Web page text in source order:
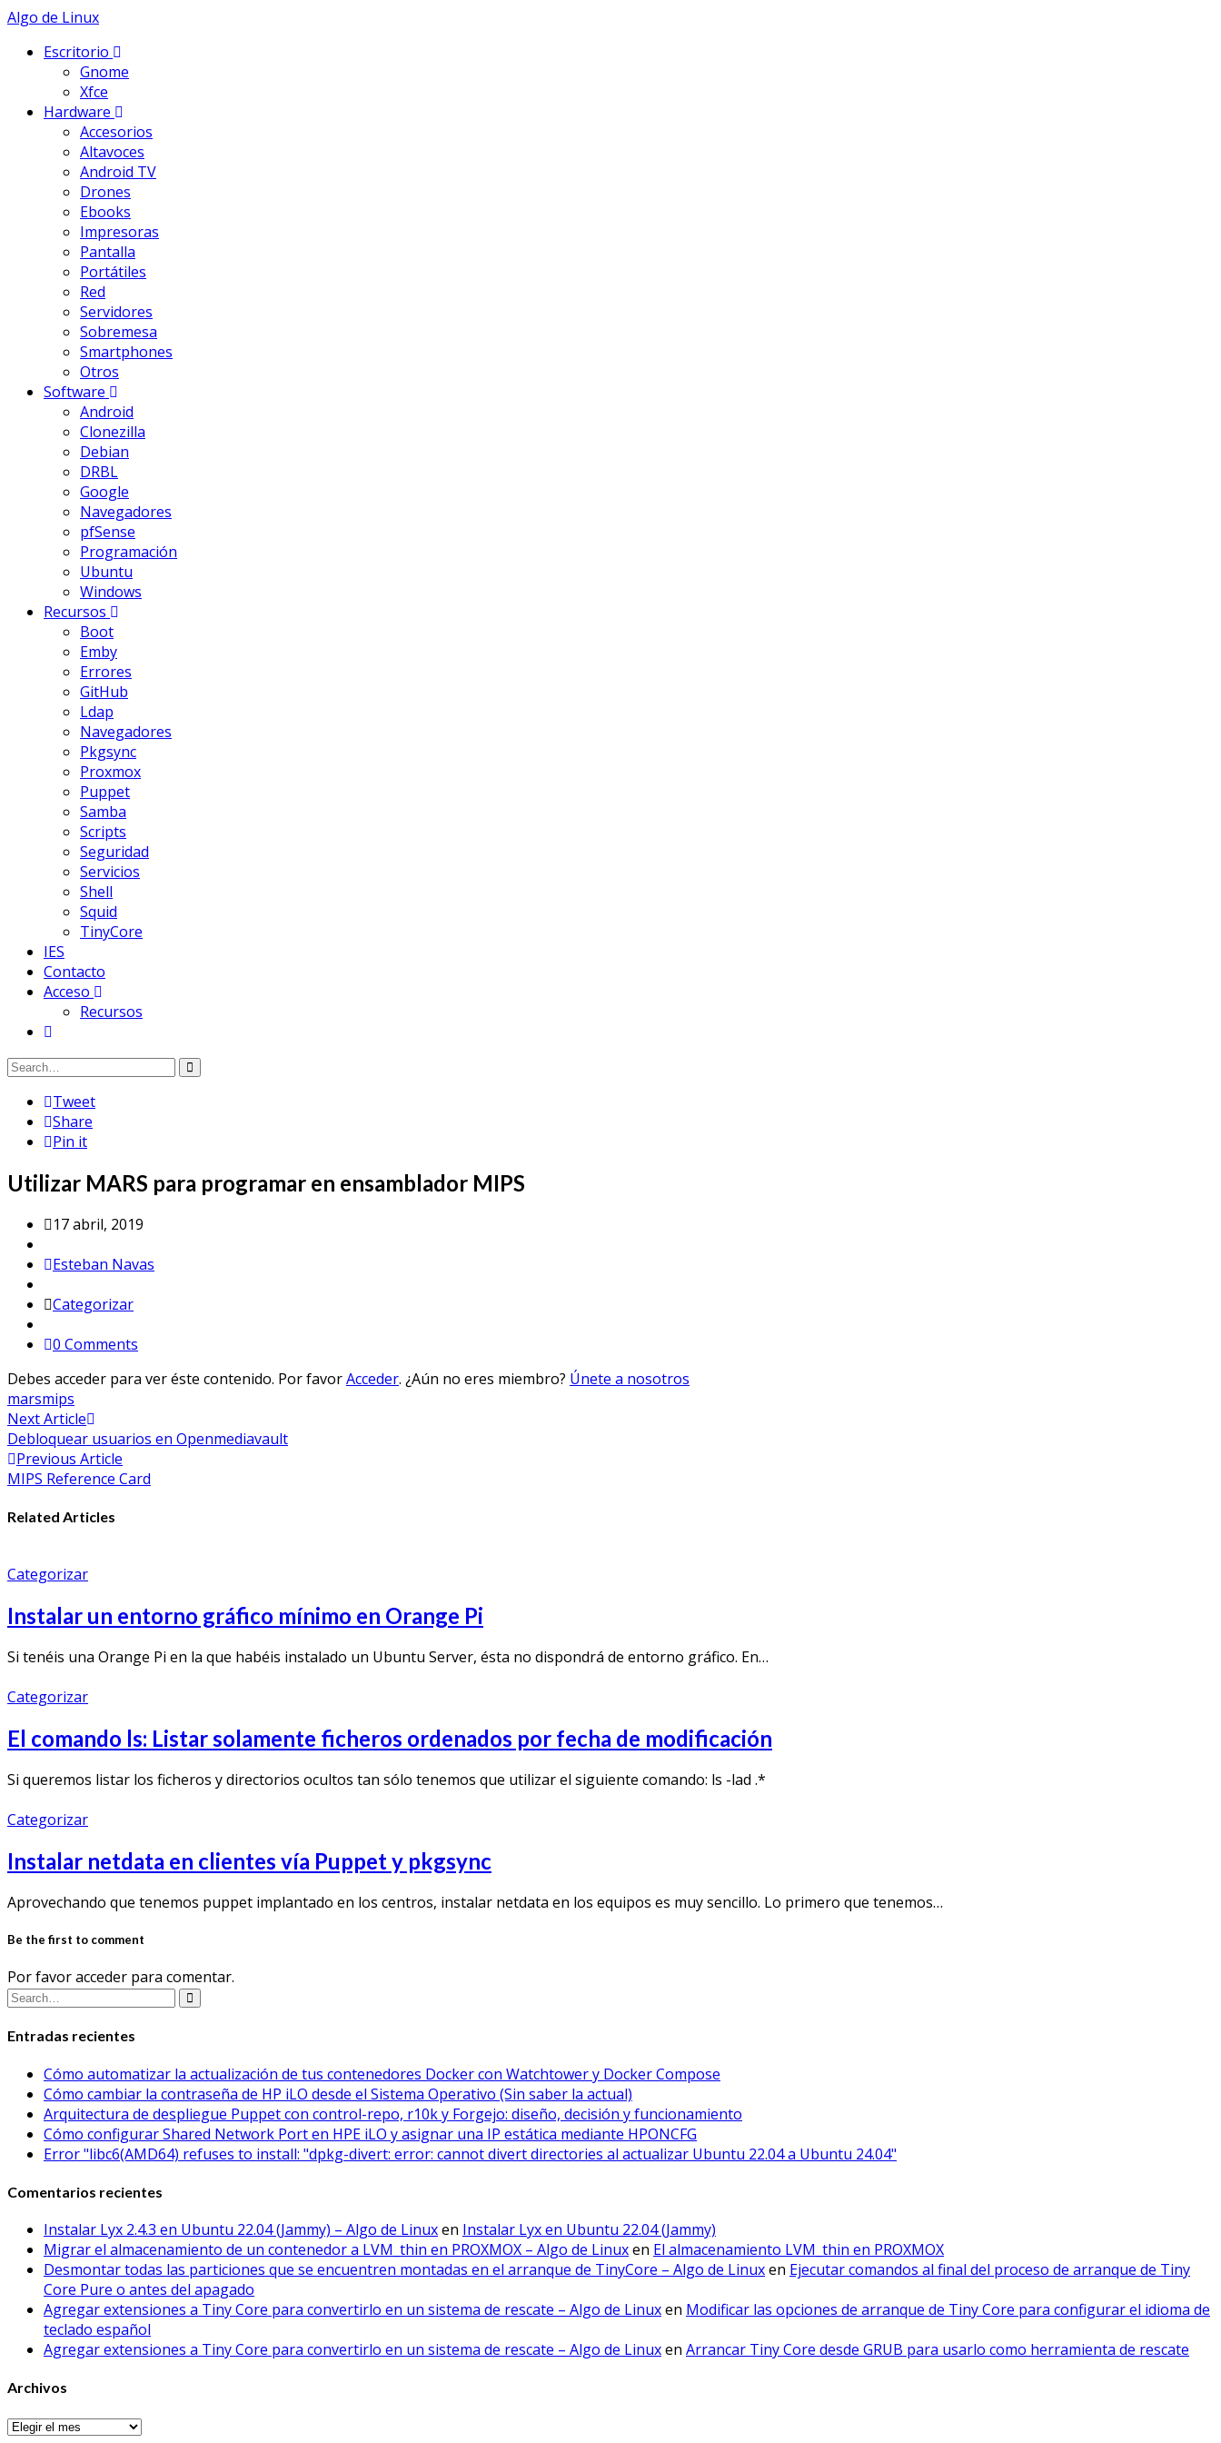
Skip
content
Algo de Linux
Escritorio
Gnome
Xfce
Hardware
Accesorios
Altavoces
Android TV
Drones
Ebooks
Impresoras
Pantalla
Portátiles
Red
Servidores
Sobremesa
Smartphones
Otros
Software
Android
Clonezilla
Debian
DRBL
Google
Navegadores
pfSense
Programación
Ubuntu
Windows
Recursos
Boot
Emby
Errores
GitHub
Ldap
Navegadores
Pkgsync
Proxmox
Puppet
Samba
Scripts
Seguridad
Servicios
Shell
Squid
TinyCore
IES
Contacto
Acceso
Recursos
Tweet
Share
Pin it
Utilizar MARS para programar en ensamblador MIPS
17 abril, 2019
Esteban Navas
Categorizar
0 Comments
Debes acceder para ver éste contenido. Por favorAcceder. ¿Aún no eres miembro? Únete a nosotros
marsmips
Navegación
de
entradas
Next Article
Debloquear usuarios en Openmediavault
Previous Article
MIPS Reference Card
Related Articles
Categorizar
Instalar un entorno gráfico mínimo en Orange Pi
Si tenéis una Orange Pi en la que habéis instalado un Ubuntu Server, ésta no dispondrá de entorno gráfico. En…
Categorizar
El comando ls: Listar solamente ficheros ordenados por fecha de modificación
Si queremos listar los ficheros y directorios ocultos tan sólo tenemos que utilizar el siguiente comando: ls -lad .*
Categorizar
Instalar netdata en clientes vía Puppet y pkgsync
Aprovechando que tenemos puppet implantado en los centros, instalar netdata en los equipos es muy sencillo. Lo primero que tenemos…
Be the first to comment
Por favor acceder para comentar.
Entradas recientes
Cómo automatizar la actualización de tus contenedores Docker con Watchtower y Docker Compose
Cómo cambiar la contraseña de HP iLO desde el Sistema Operativo (Sin saber la actual)
Arquitectura de despliegue Puppet con control-repo, r10k y Forgejo: diseño, decisión y funcionamiento
Cómo configurar Shared Network Port en HPE iLO y asignar una IP estática mediante HPONCFG
Error "libc6(AMD64) refuses to install: "dpkg-divert: error: cannot divert directories al actualizar Ubuntu 22.04 a Ubuntu 24.04"
Comentarios recientes
Instalar Lyx 2.4.3 en Ubuntu 22.04 (Jammy) – Algo de Linuxen Instalar Lyx en Ubuntu 22.04 (Jammy)
Migrar el almacenamiento de un contenedor a LVM_thin en PROXMOX – Algo de Linuxen El almacenamiento LVM_thin en PROXMOX
Desmontar todas las particiones que se encuentren montadas en el arranque de TinyCore – Algo de Linuxen Ejecutar comandos al final del proceso de arranque de Tiny
Core Pure o antes del apagado
Agregar extensiones a Tiny Core para convertirlo en un sistema de rescate – Algo de Linuxen Modificar las opciones de arranque de Tiny Core para configurar el idioma de
teclado español
Agregar extensiones a Tiny Core para convertirlo en un sistema de rescate – Algo de Linuxen Arrancar Tiny Core desde GRUB para usarlo como herramienta de rescate
Archivos
Archivos